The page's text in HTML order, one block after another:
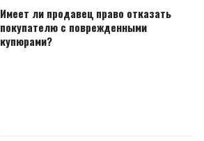
Имеет ли продавец право отказать
покупателю с поврежденными
купюрами?